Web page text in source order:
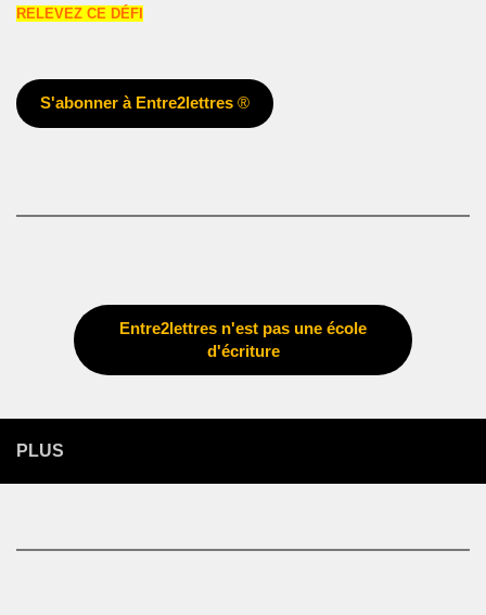
RELEVEZ CE DÉFI
S'abonner à Entre2lettres®
Entre2lettres n'est pas une école
d'écriture
PLUS